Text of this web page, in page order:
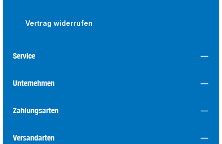
Vertrag widerrufen
Service
Unternehmen
Zahlungsarten
Versandarten